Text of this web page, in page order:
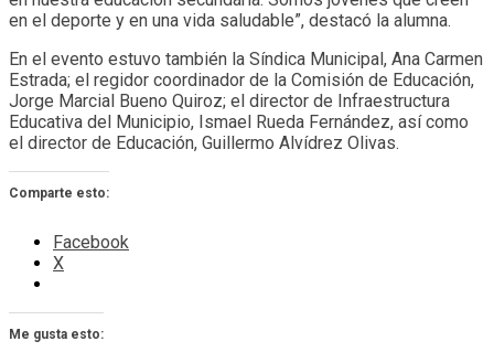
en el deporte y en una vida saludable”, destacó la alumna.
En el evento estuvo también la Síndica Municipal, Ana Carmen
Estrada; el regidor coordinador de la Comisión de Educación,
Jorge Marcial Bueno Quiroz; el director de Infraestructura
Educativa del Municipio, Ismael Rueda Fernández, así como
el director de Educación, Guillermo Alvídrez Olivas.
Comparte esto:
Facebook
X
Me gusta esto: